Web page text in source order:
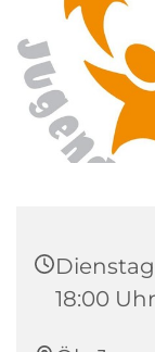
18:00 Uhr